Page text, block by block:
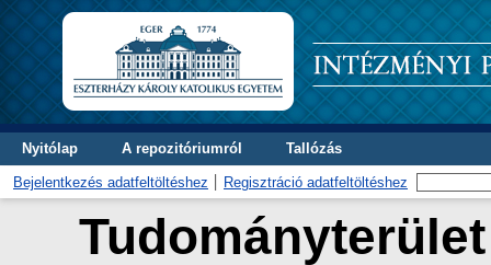
Nyitólap A repozitóriumról Tallózás
Bejelentkezés adatfeltöltéshez Regisztráció adatfeltöltéshez